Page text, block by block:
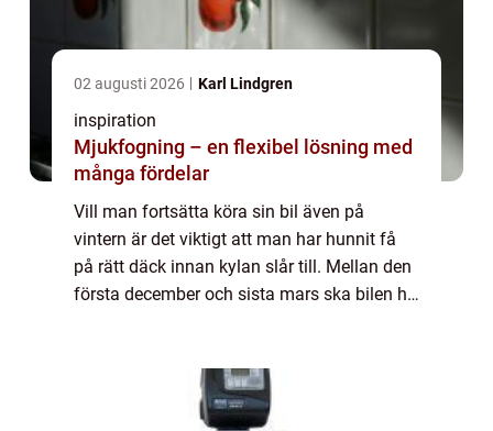
02 augusti 2026 Karl Lindgren
inspiration
Mjukfogning – en flexibel lösning med
många fördelar
Vill man fortsätta köra sin bil även på
vintern är det viktigt att man har hunnit få
på rätt däck innan kylan slår till. Mellan den
första december och sista mars ska bilen ha